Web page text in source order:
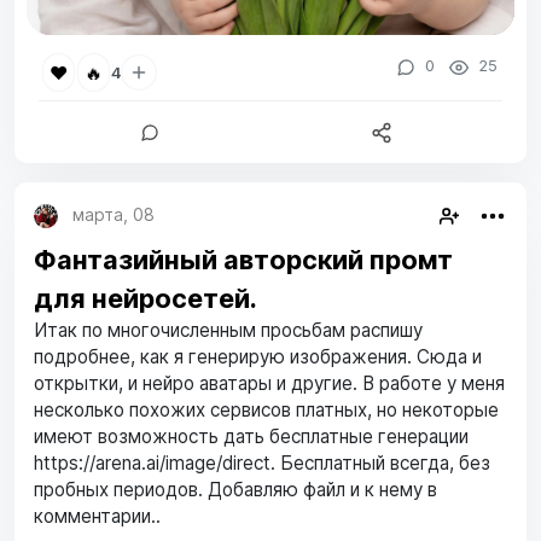
❤️ 🔥 4 0 25
марта, 08
Фантазийный авторский промт
для нейросетей.
Итак по многочисленным просьбам распишу
подробнее, как я генерирую изображения. Сюда и
открытки, и нейро аватары и другие. В работе у меня
несколько похожих сервисов платных, но некоторые
имеют возможность дать бесплатные генерации
https://arena.ai/image/direct. Бесплатный всегда, без
пробных периодов. Добавляю файл и к нему в
комментарии..